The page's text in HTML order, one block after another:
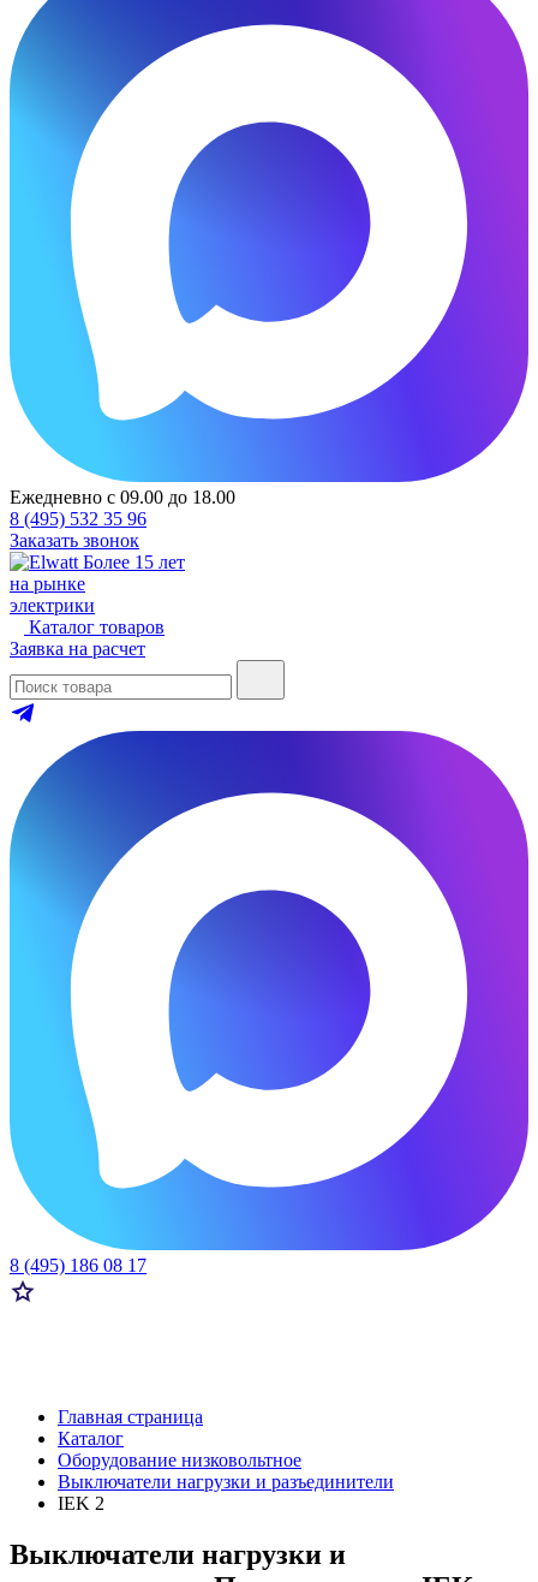
Ежедневно с 09.00 до 18.00
8 (495) 532 35 96
Заказать звонок
Более 15 лет
на рынке
электрики
Каталог товаров
Заявка на расчет
8 (495) 186 08 17
Главная страница
Каталог
Оборудование низковольтное
Выключатели нагрузки и разъединители
IEK 2
Выключатели нагрузки и